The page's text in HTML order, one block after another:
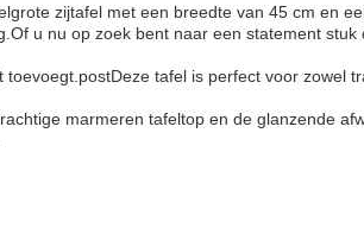
zijtafel met een breedte van 45 cm en
u nu op zoek bent naar een statement
tafel is perfect voor
marmeren tafeltop en de glanzende